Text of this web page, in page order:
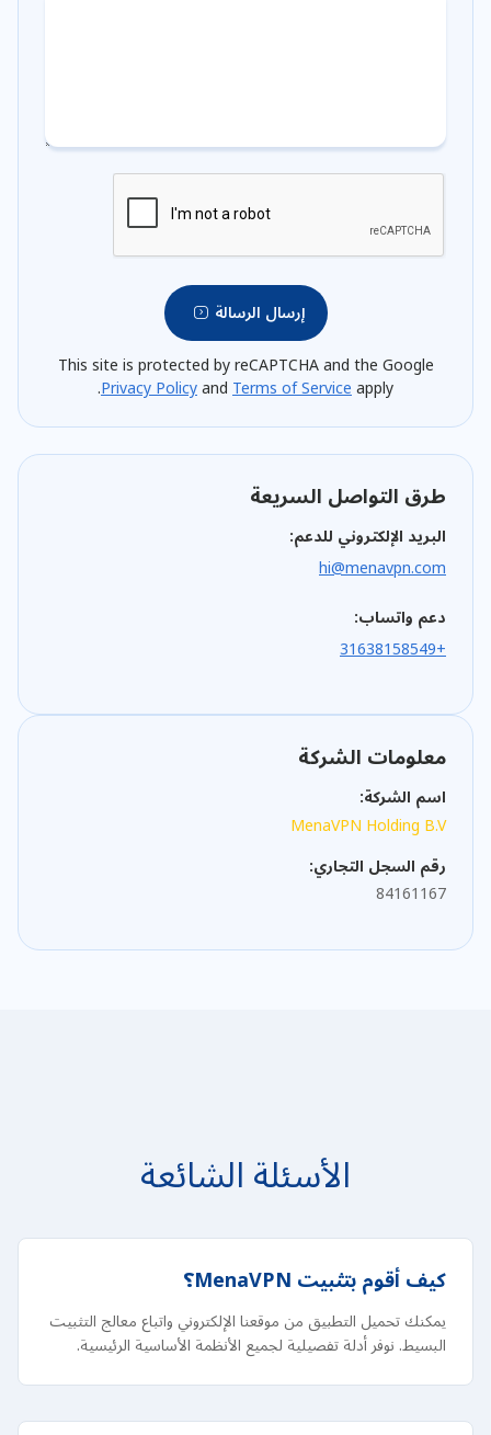
طرق التواصل السريعة
البريد الإلكتروني للدعم:
hi@menavpn.com
دعم واتساب:
+31638158549
معلومات الشركة
اسم الشركة:
MenaVPN Holding B.V
رقم السجل التجاري:
84161167
إرسال الرسالة
This site is protected by reCAPTCHA and the Google
Privacy PolicyandTerms of Serviceapply.
الأسئلة الشائعة
كيف أقوم بتثبيت MenaVPN؟
يمكنك تحميل التطبيق من موقعنا الإلكتروني واتباع معالج التثبيت
البسيط. نوفر أدلة تفصيلية لجميع الأنظمة الأساسية الرئيسية.